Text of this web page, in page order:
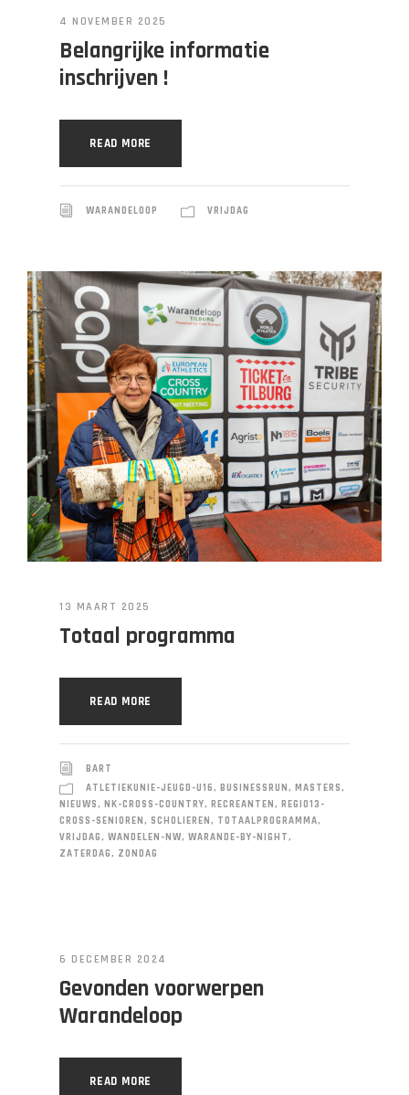
4 NOVEMBER 2025
Belangrijke informatie
inschrijven !
READ MORE
WARANDELOOP VRIJDAG
13 MAART 2025
Totaal programma
READ MORE
BART
ATLETIEKUNIE-JEUGD-U16, BUSINESSRUN, MASTERS,
NIEUWS, NK-CROSS-COUNTRY, RECREANTEN, REGIO13-
CROSS-SENIOREN, SCHOLIEREN, TOTAALPROGRAMMA,
VRIJDAG, WANDELEN-NW, WARANDE-BY-NIGHT,
ZATERDAG, ZONDAG
6 DECEMBER 2024
Gevonden voorwerpen
Warandeloop
READ MORE